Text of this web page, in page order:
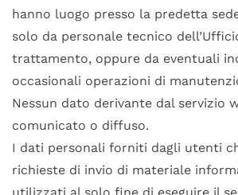
hanno luogo presso la predetta
solo da personale tecnico
trattamento, oppure da eventuali
occasionali operazioni di
Nessun dato derivante dal servizio
comunicato o diffuso.
I dati personali forniti dagli utenti
richieste di invio di materiale